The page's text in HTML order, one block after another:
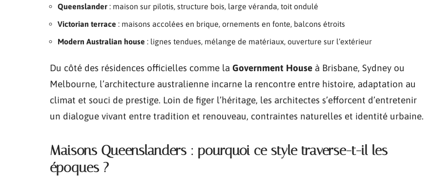
Queenslander : maison sur pilotis, structure bois, large véranda, toit ondulé
Victorian terrace : maisons accolées en brique, ornements en fonte, balcons étroits
Modern Australian house : lignes tendues, mélange de matériaux, ouverture sur l’extérieur
Du côté des résidences officielles comme la Government House à Brisbane, Sydney ou
Melbourne, l’architecture australienne incarne la rencontre entre histoire, adaptation au
climat et souci de prestige. Loin de figer l’héritage, les architectes s’efforcent d’entretenir
un dialogue vivant entre tradition et renouveau, contraintes naturelles et identité urbaine.
Maisons Queenslanders : pourquoi ce style traverse-t-il les
époques ?